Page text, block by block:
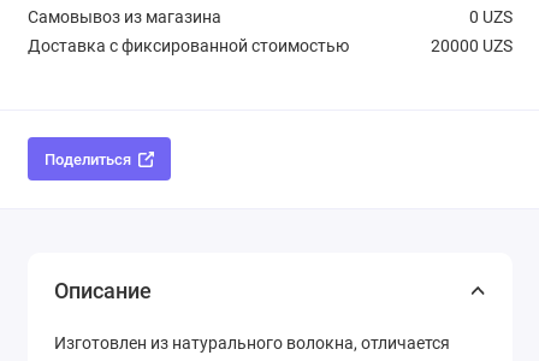
Самовывоз из магазина
0 UZS
Доставка с фиксированной стоимостью
20000 UZS
Поделиться
Описание
Изготовлен из натурального волокна, отличается